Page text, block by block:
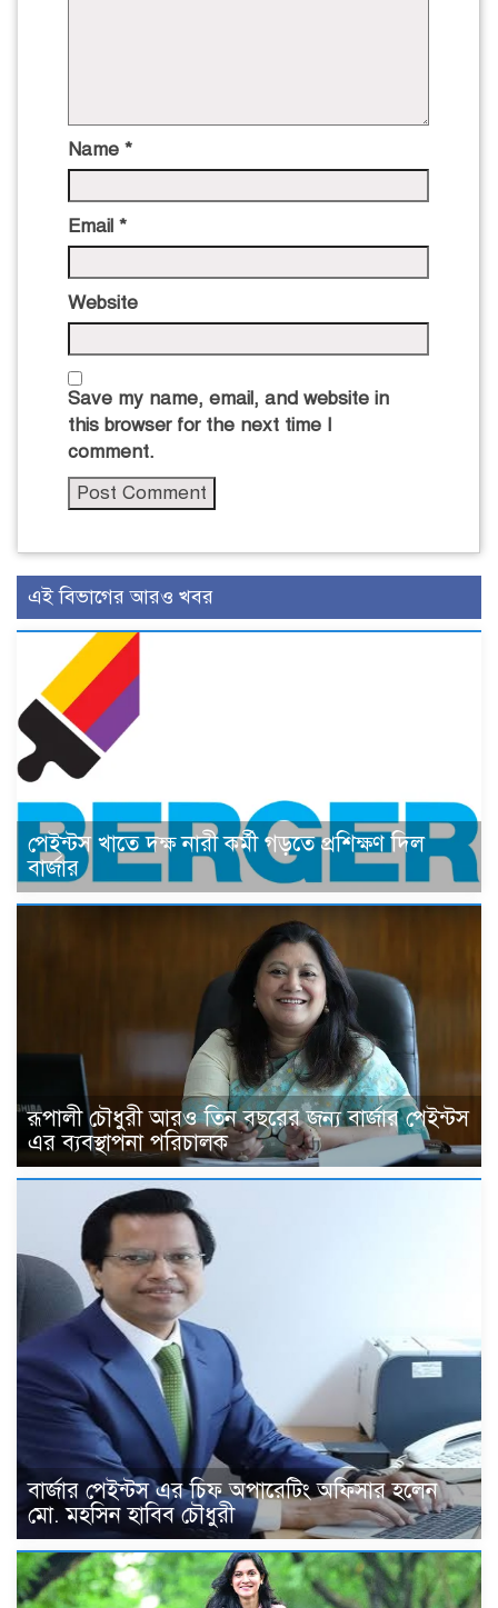
Name *
Email *
Website
Save my name, email, and website in
this browser for the next time I
comment.
এই বিভাগের আরও খবর
পেইন্টস খাতে দক্ষ নারী কর্মী গড়তে প্রশিক্ষণ দিল
বার্জার
রূপালী চৌধুরী আরও তিন বছরের জন্য বার্জার পেইন্টস
এর ব্যবস্থাপনা পরিচালক
বার্জার পেইন্টস এর চিফ অপারেটিং অফিসার হলেন
মো. মহসিন হাবিব চৌধুরী